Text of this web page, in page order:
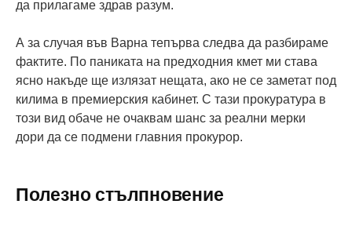
да прилагаме здрав разум.
А за случая във Варна тепърва следва да разбираме
фактите. По паниката на предходния кмет ми става
ясно накъде ще излязат нещата, ако не се заметат под
килима в премиерския кабинет. С тази прокуратура в
този вид обаче не очаквам шанс за реални мерки
дори да се подмени главния прокурор.
Полезно стълпновение